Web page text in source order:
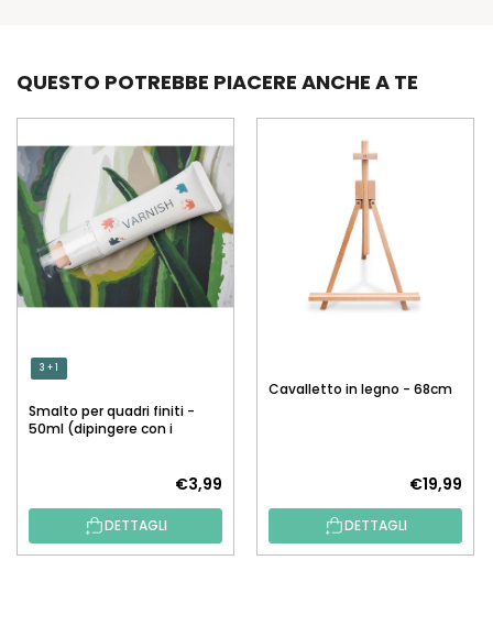
QUESTO POTREBBE PIACERE ANCHE A TE
3 + 1
Smalto per quadri finiti -
50ml (dipingere con i
€3,99
DETTAGLI
Cavalletto in legno - 68cm
€19,99
DETTAGLI